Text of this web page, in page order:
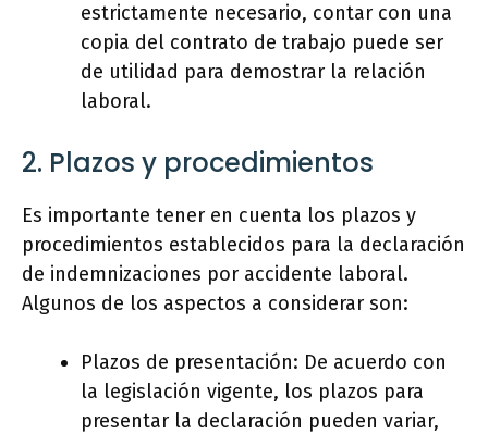
estrictamente necesario, contar con una
copia del contrato de trabajo puede ser
de utilidad para demostrar la relación
laboral.
2. Plazos y procedimientos
Es importante tener en cuenta los plazos y
procedimientos establecidos para la declaración
de indemnizaciones por accidente laboral.
Algunos de los aspectos a considerar son:
Plazos de presentación: De acuerdo con
la legislación vigente, los plazos para
presentar la declaración pueden variar,